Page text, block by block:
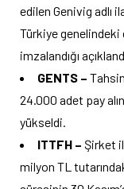
edilen Genivig adlı
Türkiye genelindeki
imzalandığı
GENTS –
24.000 adet pay
yükseldi.
ITTFH – Şirket
milyon TL